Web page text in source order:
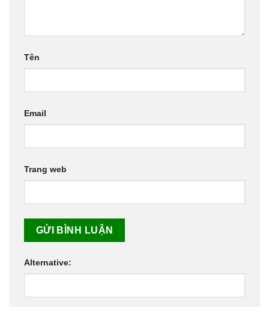
Tên
Email
Trang web
Alternative: